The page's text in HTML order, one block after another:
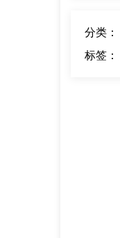
分类：
标签：